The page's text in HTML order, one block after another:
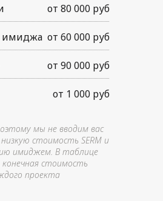
мы не вводим вас
стоимость SERM и
имиджем. В таблице
стоимость
проекта
от 1 000 руб
от 90 000 руб
от 80 000 руб
от 60 000 руб
имиджа